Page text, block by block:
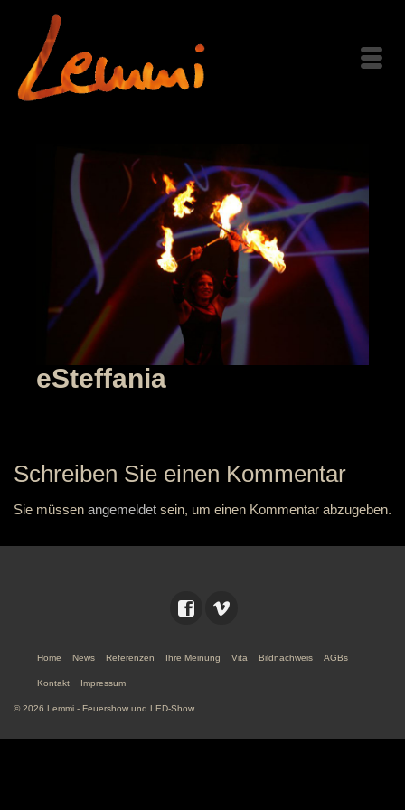
eSteffania
Schreiben Sie einen Kommentar
Sie müssen angemeldet sein, um einen Kommentar abzugeben.
Home News Referenzen Ihre Meinung Vita Bildnachweis AGBs
Kontakt Impressum
© 2026 Lemmi - Feuershow und LED-Show